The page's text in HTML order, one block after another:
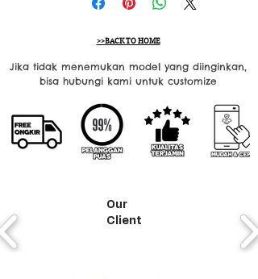
>>BACK TO HOME
Jika tidak menemukan model yang diinginkan,
bisa hubungi kami untuk customize
Our
Client